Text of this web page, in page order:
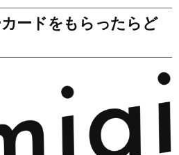
ードをもらったらど